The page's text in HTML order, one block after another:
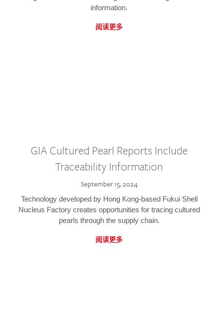
information.
阅读更多
GIA Cultured Pearl Reports Include
Traceability Information
September 15, 2024
Technology developed by Hong Kong-based Fukui Shell
Nucleus Factory creates opportunities for tracing cultured
pearls through the supply chain.
阅读更多